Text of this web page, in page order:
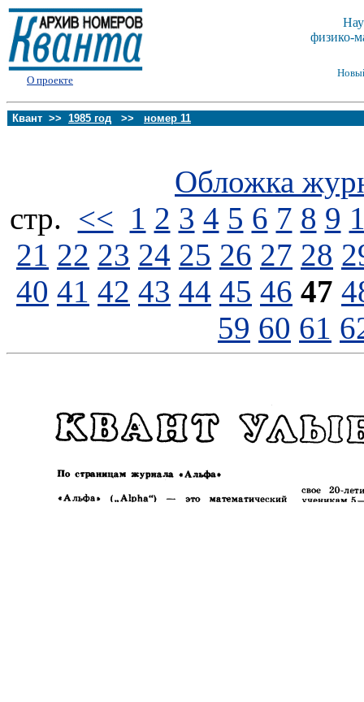
О проекте
физико-
Квант >> 1985 год >> номер 11
Обложка
стp. << 1 2 3 4 5 6 7 8 9
21 22 23 24 25 26 27 28
40 41 42 43 44 45 46 47
59 60 61